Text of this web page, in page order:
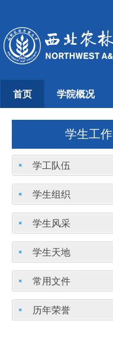
首页 学院概况
学生工作
学工队伍
学生组织
学生风采
学生天地
常用文件
历年荣誉